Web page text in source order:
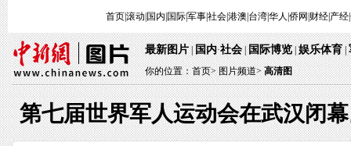
首页|滚动 国内 国际|军事|社会|港澳 台湾|华人 侨网 财经| 产经|
最新图片|国内·社会|国际博览|娱乐体育 |
你的位置：首页>图片频道> 高清图
第七届世界军人运动会在武汉闭幕